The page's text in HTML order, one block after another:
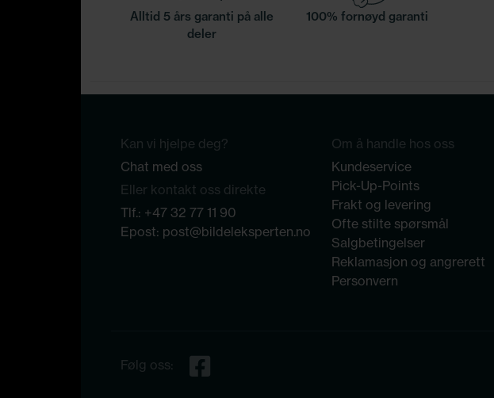
Alltid 5 års garanti på alle
deler
100% fornøyd garanti
Kan vi hjelpe deg?
Chat med oss
Eller kontakt oss direkte
Tlf.: +47 32 77 11 90
Epost: post@bildeleksperten.no
Om å handle hos oss
Kundeservice
Pick-Up-Points
Frakt og levering
Ofte stilte spørsmål
Salgbetingelser
Reklamasjon og angrerett
Personvern
Følg oss: